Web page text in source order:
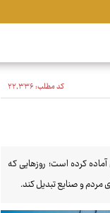
کد مطلب:۲۲٬۳۳۶
کرده است؛ روزهایی که
و صنایع تبدیل کند.